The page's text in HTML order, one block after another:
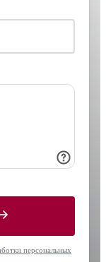
персональных